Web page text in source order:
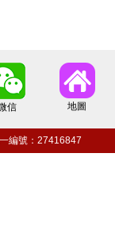
信 地圖
編號：27416847